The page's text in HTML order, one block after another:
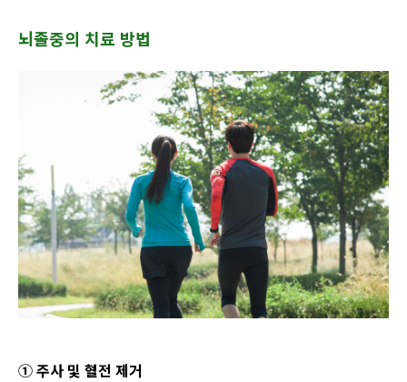
뇌졸중의 치료 방법
① 주사 및 혈전 제거